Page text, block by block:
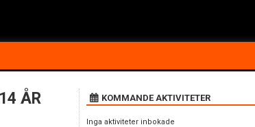
ÅR
KOMMANDE AKTIVITETER
Inga aktiviteter inbokade